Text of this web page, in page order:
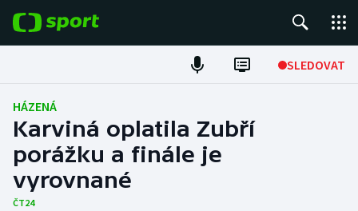
SLEDOVAT
Fotbal
Hokej
Tenis
HÁZENÁ
Karviná oplatila Zubří
porážku a finále je
vyrovnané
ČT24